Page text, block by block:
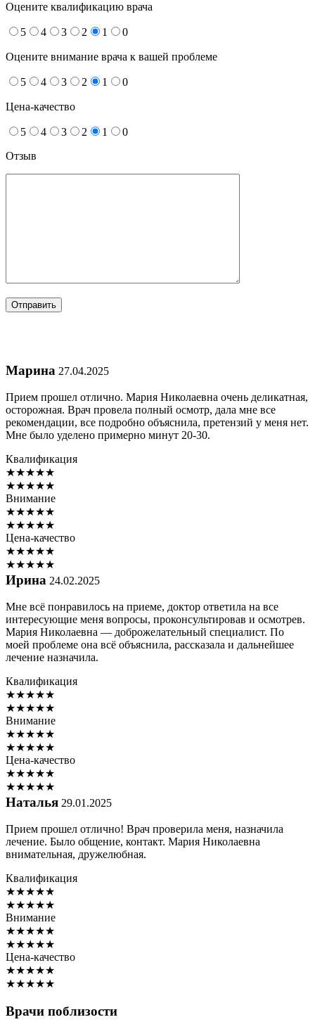
Оцените квалификацию врача
5 4 3 2 1 0
Оцените внимание врача к вашей проблеме
5 4 3 2 1 0
Цена-качество
5 4 3 2 1
0
Отзыв
Марина 27.04.2025
Прием прошел отлично. Мария Николаевна очень деликатная,
осторожная. Врач провела полный осмотр, дала мне все
рекомендации, все подробно объяснила, претензий у меня нет.
Мне было уделено примерно минут 20-30.
Квалификация
★★★★★
★★★★★
Внимание
★★★★★
★★★★★
Цена-качество
★★★★★
★★★★★
Ирина 24.02.2025
Мне всё понравилось на приеме, доктор ответила на все
интересующие меня вопросы, проконсультировав и осмотрев.
Мария Николаевна — доброжелательный специалист. По
моей проблеме она всё объяснила, рассказала и дальнейшее
лечение назначила.
Квалификация
★★★★★
★★★★★
Внимание
★★★★★
★★★★★
Цена-качество
★★★★★
★★★★★
Наталья 29.01.2025
Прием прошел отлично! Врач проверила меня, назначила
лечение. Было общение, контакт. Мария Николаевна
внимательная, дружелюбная.
Квалификация
★★★★★
★★★★★
Внимание
★★★★★
★★★★★
Цена-качество
★★★★★
★★★★★
Врачи поблизости